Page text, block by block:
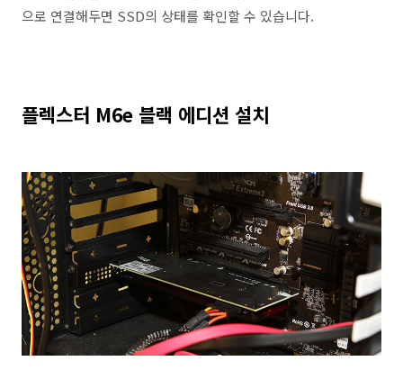
으로 연결해두면 SSD의 상태를 확인할 수 있습니다.
플렉스터 M6e 블랙 에디션 설치